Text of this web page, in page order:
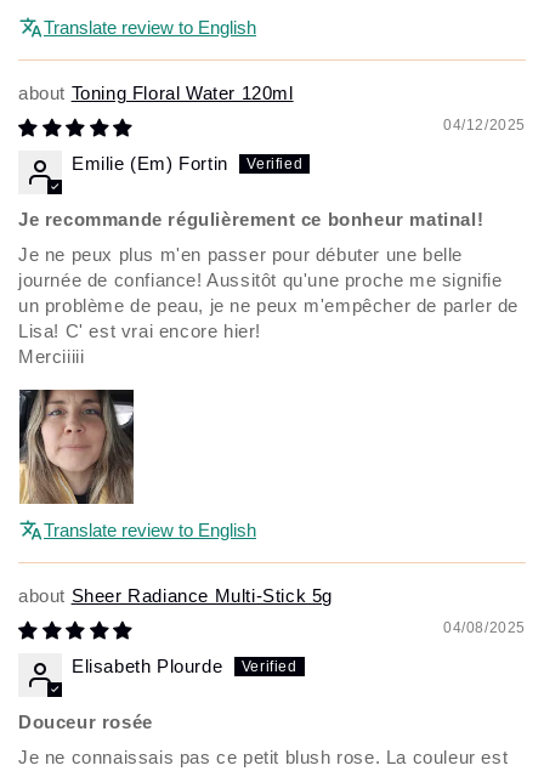
Translate review to English
Toning Floral Water 120ml
04/12/2025
Emilie (Em) Fortin
Je recommande régulièrement ce bonheur matinal!
Je ne peux plus m'en passer pour débuter une belle
journée de confiance! Aussitôt qu'une proche me signifie
un problème de peau, je ne peux m'empêcher de parler de
Lisa! C' est vrai encore hier!
Merciiiii
Translate review to English
Sheer Radiance Multi-Stick 5g
04/08/2025
Elisabeth Plourde
Douceur rosée
Je ne connaissais pas ce petit blush rose. La couleur est